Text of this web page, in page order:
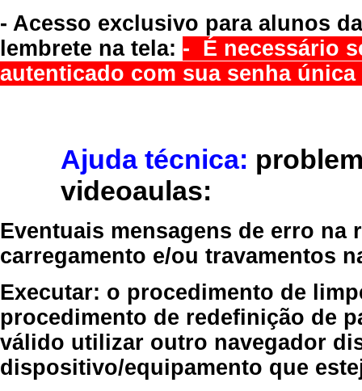
- Acesso exclusivo para alunos
lembrete na tela: - É necessário
autenticado com sua senha
Ajuda técnica:
videoaulas:
Eventuais mensagens de erro
carregamento e/ou travamentos
Executar: o procedimento de
procedimento de redefinição de
válido utilizar outro navegador
dispositivo/equipamento que